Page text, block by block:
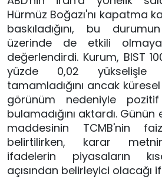
Hürmüz Boğazı'nı kapatma
baskıladığını, bu
üzerinde de etkili
değerlendirdi. Kurum, BIST
yüzde 0,02 yükselişle
tamamladığını ancak
görünüm nedeniyle pozitif
bulamadığını aktardı.
maddesinin TCMB'nin
belirtilirken, karar
ifadelerin piyasaların
açısından belirleyici olacağı